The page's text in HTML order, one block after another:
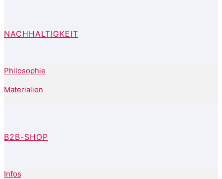
NACHHALTIGKEIT
Philosophie
Materialien
B2B-SHOP
Infos